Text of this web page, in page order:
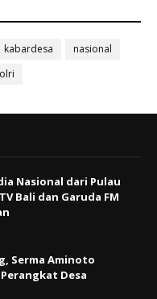
kabardesa
nasional
Nasional dari Pulau
Bali dan Garuda FM
Serma Aminoto
Desa